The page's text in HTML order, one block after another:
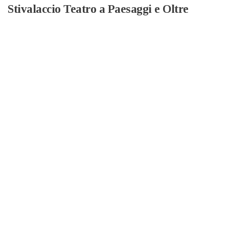
Stivalaccio Teatro a Paesaggi e Oltre